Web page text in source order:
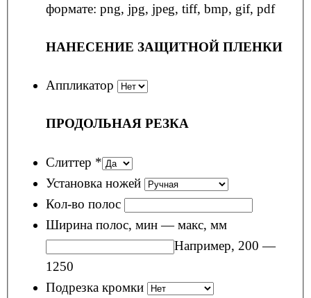
формате: png, jpg, jpeg, tiff, bmp, gif, pdf
НАНЕСЕНИЕ ЗАЩИТНОЙ ПЛЕНКИ
Аппликатор
ПРОДОЛЬНАЯ РЕЗКА
Слиттер *
Установка ножей
Кол-во полос
Ширина полос, мин — макс, мм
Например, 200 —
1250
Подрезка кромки